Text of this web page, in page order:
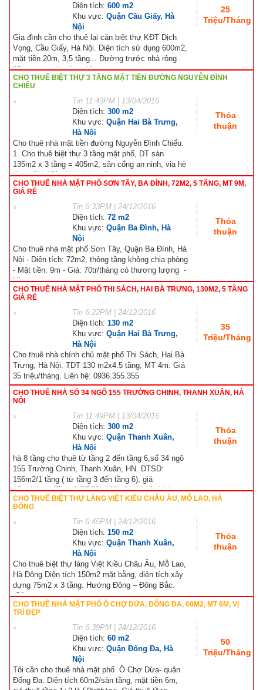
Diện tích: 600 m2
Khu vực: Quận Cầu Giấy, Hà
Nội
25
Triệu/Tháng
Gia đình cần cho thuê lại căn biệt thự KĐT Dịch
Vọng, Cầu Giấy, Hà Nội. Diện tích sử dụng 600m2,
mặt tiền 20m, 3,5 tầng... Đường trước nhà rộng
25m, ngay sát công viên...
CHO THUÊ BIỆT THỰ 3 TẦNG MẶT TIỀN ĐƯỜNG NGUYỄN ĐÌNH
CHIỂU
Tin 11:43PM | 13/04/2016
Diện tích: 300 m2
Khu vực: Quận Hai Bà Trưng,
Hà Nội
Thỏa
thuận
Cho thuê nhà mặt tiền đường Nguyễn Đình Chiểu.
1. Cho thuê biệt thự 3 tầng mặt phố, DT sàn
135m2 x 3 tầng = 405m2, sân cổng an ninh, vỉa hè
rộng. Giá 150 triệu/ tháng. 2....
CHO THUÊ NHÀ MẶT PHỐ SƠN TÂY, BA ĐÌNH, 72M2, 5 TẦNG, MT 9M,
GIÁ RẺ
Tin 6:33PM | 24/12/2016
Diện tích: 72 m2
Khu vực: Quận Ba Đình, Hà
Nội
Thỏa
thuận
Cho thuê nhà mặt phố Sơn Tây, Quận Ba Đình, Hà
Nội - Diện tích: 72m2, thông tầng không chia phòng
- Mặt tiền: 9m - Giá: 70tr/tháng có thương lượng -
Vị...
CHO THUÊ NHÀ MẶT PHỐ THI SÁCH, HAI BÀ TRƯNG, 130M2, 5 TẦNG
GIÁ RẺ
Tin 6:22PM | 24/12/2016
Diện tích: 130 m2
Khu vực: Quận Hai Bà Trưng,
Hà Nội
35
Triệu/Tháng
Cho thuê nhà chính chủ mặt phố Thi Sách, Hai Bà
Trưng, Hà Nội. TDT 130 m2x4.5 tầng, MT 4m. Giá
35 triệu/tháng. Liên hệ: 0936.355.355
CHO THUÊ NHÀ SỐ 34 NGÕ 155 TRƯỜNG CHINH, THANH XUÂN, HÀ
NỘI
Tin 11:49PM | 13/04/2016
Diện tích: 300 m2
Khu vực: Quận Thanh Xuân,
Hà Nội
Thỏa
thuận
hà 8 tầng cho thuê từ tầng 2 đến tầng 6,số 34 ngõ
155 Trường Chinh, Thanh Xuân, HN. DTSD:
156m2/1 tầng ( từ tầng 3 đến tầng 6), giá
15tr/tháng, -Tầng 2 DTSD: 120m2, giá 13tr/tháng;
MT:...
CHO THUÊ BIỆT THỰ LÀNG VIỆT KIỀU CHÂU ÂU, MỖ LAO, HÀ
ĐÔNG
Tin 6:45PM | 24/12/2016
Diện tích: 150 m2
Khu vực: Quận Thanh Xuân,
Hà Nội
Thỏa
thuận
Cho thuê biệt thự làng Việt Kiều Châu Âu, Mỗ Lao,
Hà Đông Diện tích 150m2 mặt bằng, diện tích xây
dựng 75m2 x 3 tầng. Hướng Đông – Đông Bắc.
Sân...
CHO THUÊ NHÀ MẶT PHỐ Ô CHỢ DỪA, ĐỐNG ĐA, 60M2, MT 6M, VỊ
TRÍ ĐẸP
Tin 6:39PM | 24/12/2016
Diện tích: 60 m2
Khu vực: Quận Đống Đa, Hà
Nội
50
Triệu/Tháng
Tôi cần cho thuê nhà mặt phố Ô Chợ Dừa- quận
Đống Đa. Diện tích 60m2/sàn tầng, mặt tiền 6m,